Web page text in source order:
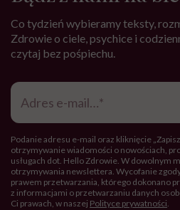
Co tydzień wybieramy teksty,
Zdrowie o ciele, psychice i
czytaj bez pośpiechu.
Adres
mail*
Podanie adresu e-mail oraz kliknięcie
otrzymywanie wiadomości o nowościach,
usługach dot. Hello Zdrowie. W dowolnym
otrzymywania newslettera. Wycofanie
prawem przetwarzania, którego dokonano
z informacjami o przetwarzaniu danych
Ci prawach, w naszej Polityce prywatności.